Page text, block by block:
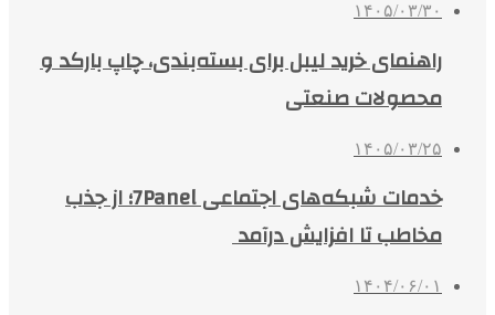
۱۴۰۵/۰۳/۳۰
راهنمای خرید لیبل برای بسته‌بندی، چاپ بارکد و
محصولات صنعتی
۱۴۰۵/۰۳/۲۵
خدمات شبکه‌های اجتماعی 7Panel؛ از جذب
مخاطب تا افزایش درآمد
۱۴۰۴/۰۶/۰۱